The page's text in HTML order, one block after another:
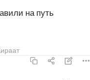
на путь